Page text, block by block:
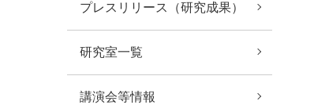
プレスリリース（研究成果）
研究室一覧
講演会等情報